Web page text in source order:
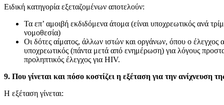
Ειδική κατηγορία εξεταζομένων αποτελούν:
Τα επ’ αμοιβή εκδιδόμενα άτομα (είναι υποχρεωτικός ανά
νομοθεσία)
Οι δότες αίματος, άλλων ιστών και οργάνων, όπου ο έλεγχος
υποχρεωτικός (πάντα μετά από ενημέρωση) για λόγους
προληπτικός έλεγχος για HIV.
9. Που γίνεται και πόσο κοστίζει η εξέταση για την ανίχνευση
Η εξέταση γίνεται: